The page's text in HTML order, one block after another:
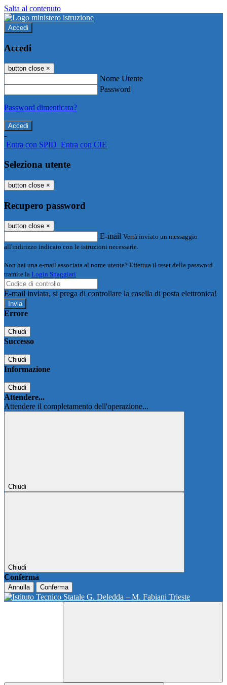
Salta al contenuto
Accedi
Accedi
button close ×
Nome Utente
Password
Password dimenticata?
-
Entra con SPID Entra con CIE
Seleziona utente
button close ×
Recupero password
button close ×
E-mail Verrà inviato un messaggio
all'indirizzo indicato con le istruzioni necessarie.
Non hai una e-mail associata al nome utente? Effettua il reset della password
tramite la Login Spaggiari
E-mail inviata, si prega di controllare la casella di posta elettronica!
Errore
Chiudi
Successo
Chiudi
Informazione
Chiudi
Attendere...
Attendere il completamento dell'operazione...
Chiudi
Chiudi
Conferma
Annulla Conferma